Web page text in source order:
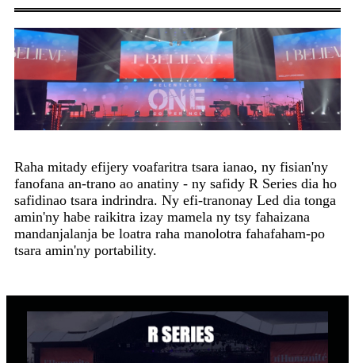
Raha mitady efijery voafaritra tsara ianao, ny fisian'ny
fanofana an-trano ao anatiny - ny safidy R Series dia ho
safidinao tsara indrindra. Ny efi-tranonay Led dia tonga
amin'ny habe raikitra izay mamela ny tsy fahaizana
mandanjalanja be loatra raha manolotra fahafaham-po
tsara amin'ny portability.